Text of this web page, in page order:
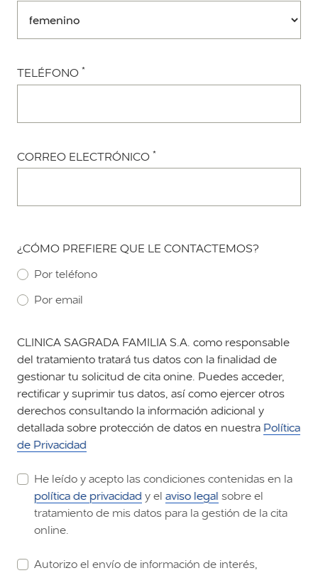
TELÉFONO *
CORREO ELECTRÓNICO *
¿CÓMO PREFIERE QUE LE CONTACTEMOS?
Por teléfono
Por email
CLINICA SAGRADA FAMILIA S.A. como responsable
del tratamiento tratará tus datos con la finalidad de
gestionar tu solicitud de cita onine. Puedes acceder,
rectificar y suprimir tus datos, así como ejercer otros
derechos consultando la información adicional y
detallada sobre protección de datos en nuestra Política
de Privacidad
He leído y acepto las condiciones contenidas en la
política de privacidad y el aviso legal sobre el
tratamiento de mis datos para la gestión de la cita
online.
Autorizo el envío de información de interés,